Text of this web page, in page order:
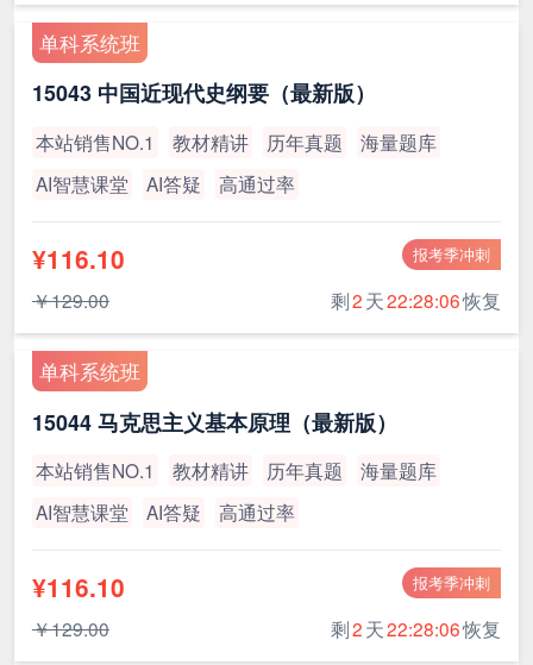
单科系统班
15043 中国近现代史纲要（最新版）
本站销售NO.1 教材精讲 历年真题
海量题库
AI智慧课堂
AI答疑 高通过率
报考季冲刺
¥116.10
￥129.00 剩2天22:28:05恢复
单科系统班
15044 马克思主义基本原理（最新版）
本站销售NO.1 教材精讲 历年真题
海量题库
AI智慧课堂
AI答疑 高通过率
报考季冲刺
¥116.10
￥129.00 剩2天22:28:05恢复